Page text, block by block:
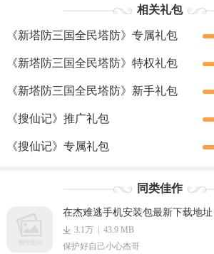
相关礼包
《新塔防三国全民塔防》专属礼包
《新塔防三国全民塔防》特权礼包
《新塔防三国全民塔防》新手礼包
《搜仙记》推广礼包
《搜仙记》专属礼包
同类佳作
在杰难逃手机安装包最新下载地址
3.1万 | 43.9 MB
保护好自己小心杰哥